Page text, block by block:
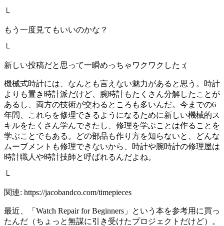
└
もう一度見てもいいのかな？
└
新しい投稿だと思って一瞬めっちゃワクワクした :(
機械式時計には、なんとも言えない魅力があると思う。時計
よりも置き時計派だけど、腕時計もたくさん分解したことが
あるし、両方の技術が交わるところも多いんだ。今までの6
年間、これらを修理できるようになるために新しい機械的ス
キルをたくさん学んできたし、修理を学ぶことは作ることを
学ぶことでもある。どの部品も作り方を知らないと、どんな
ムーブメントも修理できないから、時計や腕時計の修理屋は
時計職人や時計技師と呼ばれるんだよね。
└
関連: https://jacobandco.com/timepieces
最近、「Watch Repair for Beginners」という本を参考用に買っ
たんだ（ちょっと無謀に引き受けたプロジェクトだけど）。